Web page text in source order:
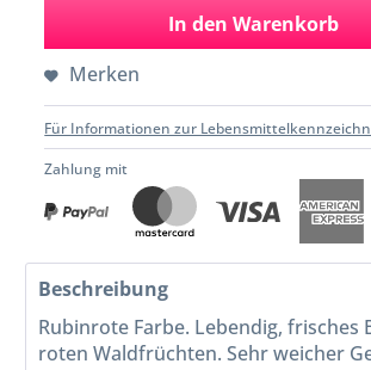
In den Warenkorb
Merken
Für Informationen zur
Zahlung mit
Beschreibung
Rubinrote Farbe. Lebendig, frisches
roten Waldfrüchten. Sehr weicher